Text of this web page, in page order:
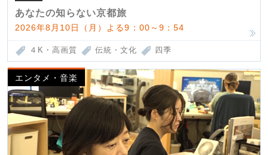
あなたの知らない京都旅
2026年8月10日（月）よる9：00～9：54
４K・高画質 伝統・文化 四季
エンタメ・音楽